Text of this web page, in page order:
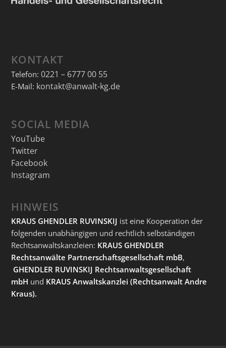
KONTAKT
Telefon: 0221 – 6777 00 55
E-Mail: kontakt@anwalt-kg.de
SOCIAL MEDIA
YouTube
Twitter
Facebook
Instagram
HINWEIS
KRAUS GHENDLER RUVINSKIJ ist eine Kooperation der
folgenden unabhängigen und rechtlich selbständigen
Rechtsanwaltskanzleien: KRAUS GHENDLER
Rechtsanwälte Partnerschaftsgesellschaft mbB,
GHENDLER RUVINSKIJ Rechtsanwaltsgesellschaft
mbH und KRAUS Anwaltskanzlei (Rechtsanwalt Andre
Kraus).